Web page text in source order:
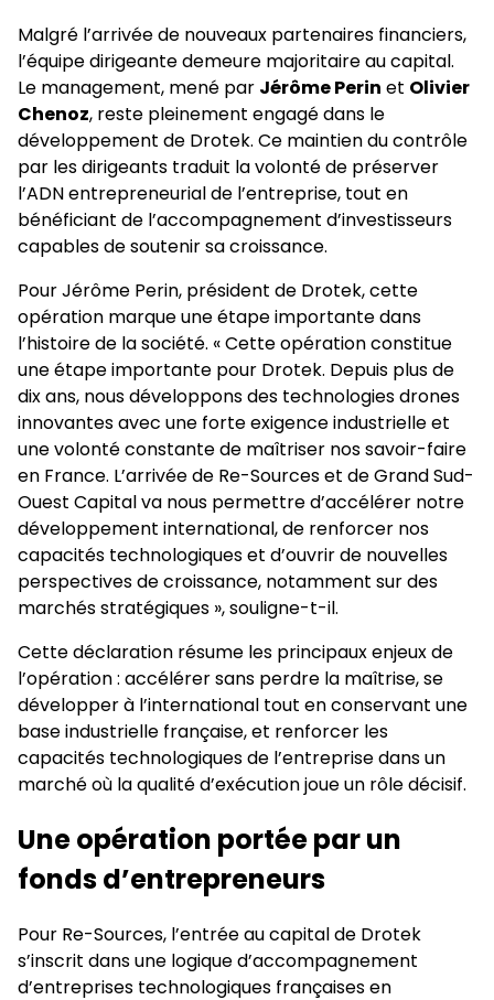
Malgré l’arrivée de nouveaux partenaires financiers,
l’équipe dirigeante demeure majoritaire au capital.
Le management, mené par Jérôme Perin et Olivier
Chenoz, reste pleinement engagé dans le
développement de Drotek. Ce maintien du contrôle
par les dirigeants traduit la volonté de préserver
l’ADN entrepreneurial de l’entreprise, tout en
bénéficiant de l’accompagnement d’investisseurs
capables de soutenir sa croissance.
Pour Jérôme Perin, président de Drotek, cette
opération marque une étape importante dans
l’histoire de la société. « Cette opération constitue
une étape importante pour Drotek. Depuis plus de
dix ans, nous développons des technologies drones
innovantes avec une forte exigence industrielle et
une volonté constante de maîtriser nos savoir-faire
en France. L’arrivée de Re-Sources et de Grand Sud-
Ouest Capital va nous permettre d’accélérer notre
développement international, de renforcer nos
capacités technologiques et d’ouvrir de nouvelles
perspectives de croissance, notamment sur des
marchés stratégiques », souligne-t-il.
Cette déclaration résume les principaux enjeux de
l’opération : accélérer sans perdre la maîtrise, se
développer à l’international tout en conservant une
base industrielle française, et renforcer les
capacités technologiques de l’entreprise dans un
marché où la qualité d’exécution joue un rôle décisif.
Une opération portée par un
fonds d’entrepreneurs
Pour Re-Sources, l’entrée au capital de Drotek
s’inscrit dans une logique d’accompagnement
d’entreprises technologiques françaises en